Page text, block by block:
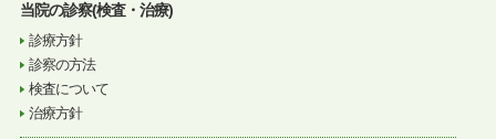
当院の診察(検査・治療)
診療方針
診察の方法
検査について
治療方針